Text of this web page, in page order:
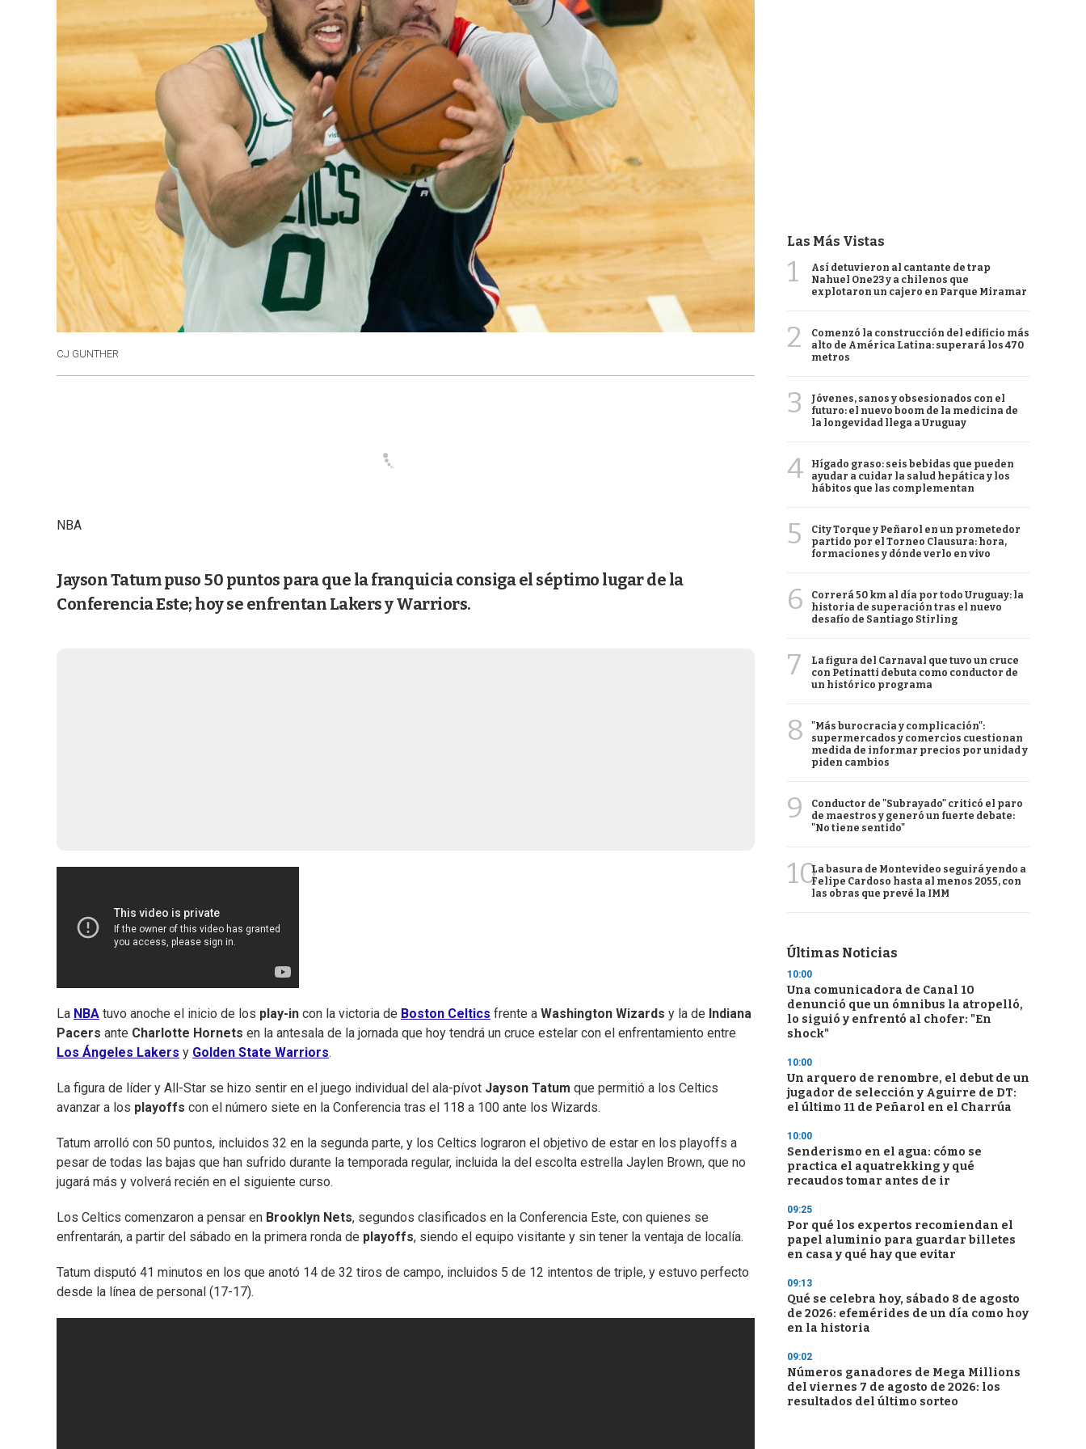
CJ GUNTHER
NBA
Jayson Tatum puso 50 puntos para que la franquicia consiga el séptimo lugar de la
Conferencia Este; hoy se enfrentan Lakers y Warriors.
La NBA tuvo anoche el inicio de los play-in con la victoria de Boston Celtics frente a Washington Wizards y la de Indiana
Pacers ante Charlotte Hornets en la antesala de la jornada que hoy tendrá un cruce estelar con el enfrentamiento entre
Los Ángeles Lakers y Golden State Warriors.
La figura de líder y All-Star se hizo sentir en el juego individual del ala-pívot Jayson Tatum que permitió a los Celtics
avanzar a los playoffs con el número siete en la Conferencia tras el 118 a 100 ante los Wizards.
Tatum arrolló con 50 puntos, incluidos 32 en la segunda parte, y los Celtics lograron el objetivo de estar en los playoffs a
pesar de todas las bajas que han sufrido durante la temporada regular, incluida la del escolta estrella Jaylen Brown, que no
jugará más y volverá recién en el siguiente curso.
Los Celtics comenzaron a pensar en Brooklyn Nets, segundos clasificados en la Conferencia Este, con quienes se
enfrentarán, a partir del sábado en la primera ronda de playoffs, siendo el equipo visitante y sin tener la ventaja de localía.
Tatum disputó 41 minutos en los que anotó 14 de 32 tiros de campo, incluidos 5 de 12 intentos de triple, y estuvo perfecto
desde la línea de personal (17-17).
Las Más Vistas
1
Así detuvieron al cantante de trap
Nahuel One23 y a chilenos que
explotaron un cajero en Parque Miramar
2
Comenzó la construcción del edificio más
alto de América Latina: superará los 470
metros
3
Jóvenes, sanos y obsesionados con el
futuro: el nuevo boom de la medicina de
la longevidad llega a Uruguay
4
Hígado graso: seis bebidas que pueden
ayudar a cuidar la salud hepática y los
hábitos que las complementan
5
City Torque y Peñarol en un prometedor
partido por el Torneo Clausura: hora,
formaciones y dónde verlo en vivo
6
Correrá 50 km al día por todo Uruguay: la
historia de superación tras el nuevo
desafío de Santiago Stirling
7
La figura del Carnaval que tuvo un cruce
con Petinatti debuta como conductor de
un histórico programa
8
"Más burocracia y complicación":
supermercados y comercios cuestionan
medida de informar precios por unidad y
piden cambios
9
Conductor de "Subrayado" criticó el paro
de maestros y generó un fuerte debate:
"No tiene sentido"
10La basura de Montevideo seguirá yendo a
Felipe Cardoso hasta al menos 2055, con
las obras que prevé la IMM
Últimas Noticias
10:00
Una comunicadora de Canal 10
denunció que un ómnibus la atropelló,
lo siguió y enfrentó al chofer: "En
shock"
10:00
Un arquero de renombre, el debut de un
jugador de selección y Aguirre de DT:
el último 11 de Peñarol en el Charrúa
10:00
Senderismo en el agua: cómo se
practica el aquatrekking y qué
recaudos tomar antes de ir
09:25
Por qué los expertos recomiendan el
papel aluminio para guardar billetes
en casa y qué hay que evitar
09:13
Qué se celebra hoy, sábado 8 de agosto
de 2026: efemérides de un día como hoy
en la historia
09:02
Números ganadores de Mega Millions
del viernes 7 de agosto de 2026: los
resultados del último sorteo